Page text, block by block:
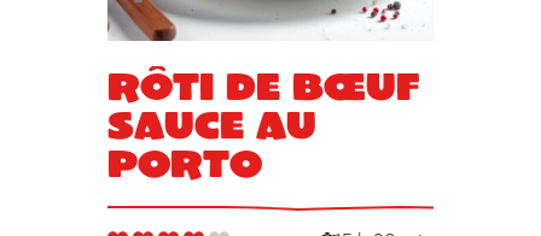
Rôti de bœuf
sauce au
porto